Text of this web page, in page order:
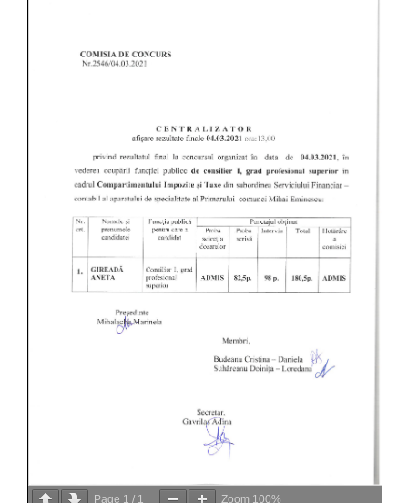
Page 1 / 1 Zoom 100%